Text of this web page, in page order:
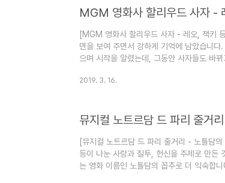
상, 그리고..
MGM 영화사 할리우드 사자 -
[MGM 영화사 할리우드 사자 - 레오, 잭키
면을 보여 주면서 강하게 기억에 남았습니
으며 시작을 알렸는데, 그동안 사자들도 바
니다. [엮인 글] 영화 오즈의 마법사, 도로시
보입니다. 사실 M..
2019. 3. 16.
뮤지컬 노트르담 드 파리 줄거
[뮤지컬 노트르담 드 파리 줄거리 - 노틀담
등이 나눈 사랑과 질투, 헌신을 주제로 만든
는 영화 이름인 노틀담의 꼽추로 더 익숙합